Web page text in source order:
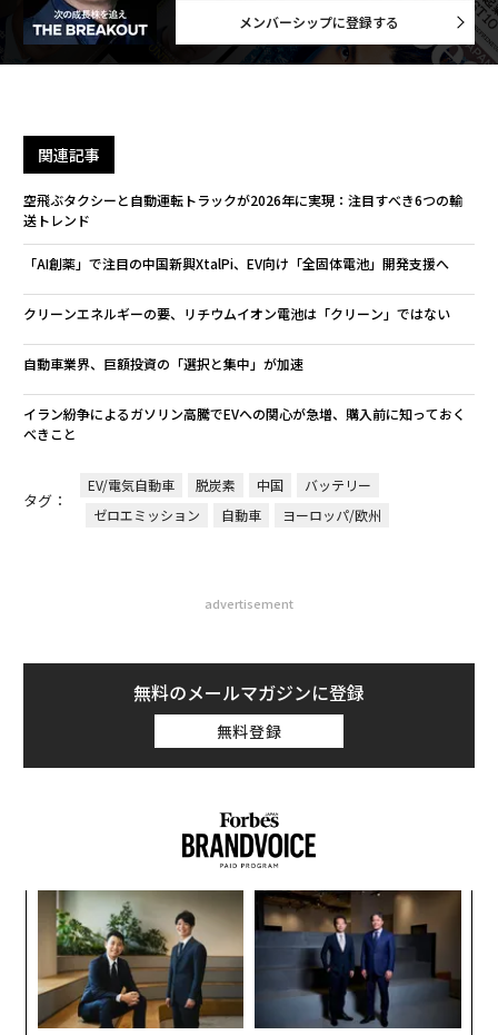
メンバーシップに登録する
関連記事
空飛ぶタクシーと自動運転トラックが2026年に実現：注目すべき6つの輸
送トレンド
「AI創薬」で注目の中国新興XtalPi、EV向け「全固体電池」開発支援へ
クリーンエネルギーの要、リチウムイオン電池は「クリーン」ではない
自動車業界、巨額投資の「選択と集中」が加速
イラン紛争によるガソリン高騰でEVへの関心が急増、購入前に知っておく
べきこと
タグ：
EV/電気自動車 脱炭素 中国
バッテリー
ゼロエミッション
自動車 ヨーロッパ/欧州
advertisement
無料のメールマガジンに登録
無料登録